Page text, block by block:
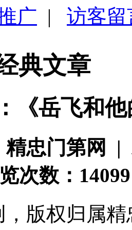
广 | 访客留
典文章
《岳飞和
精忠门第网 |
次数：14099
版权归属